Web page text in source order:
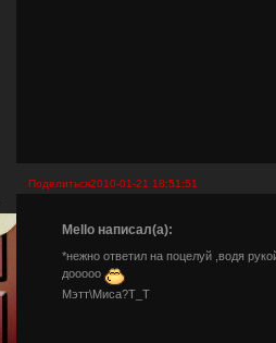
Поделиться2010-01-21 18:51:51
Mello написал(а):
*нежно ответил на поцелуй ,водя
дооооо
Мэтт\Миса?Т_Т